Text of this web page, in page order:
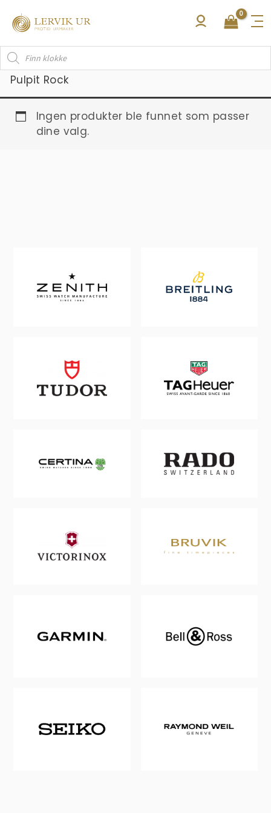
rett
innholdet
Products
search
Pulpit Rock
Ingen produkter ble funnet som passer
dine valg.